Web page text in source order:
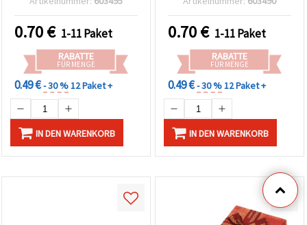
0.70€ 1-11 Paket
RABATTE
FÜR MENGE
0.49 €- 30 %12 Paket +
IN DEN WARENKORB
0.70€ 1-11 Paket
RABATTE
FÜR MENGE
0.49 €- 30 %12 Paket +
IN DEN WARENKORB